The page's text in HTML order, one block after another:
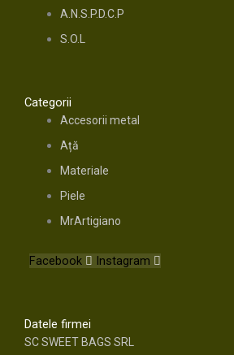
A.N.S.P.D.C.P
S.O.L
Categorii
Accesorii metal
Ață
Materiale
Piele
MrArtigiano
Facebook Instagram
Datele firmei
SC SWEET BAGS SRL